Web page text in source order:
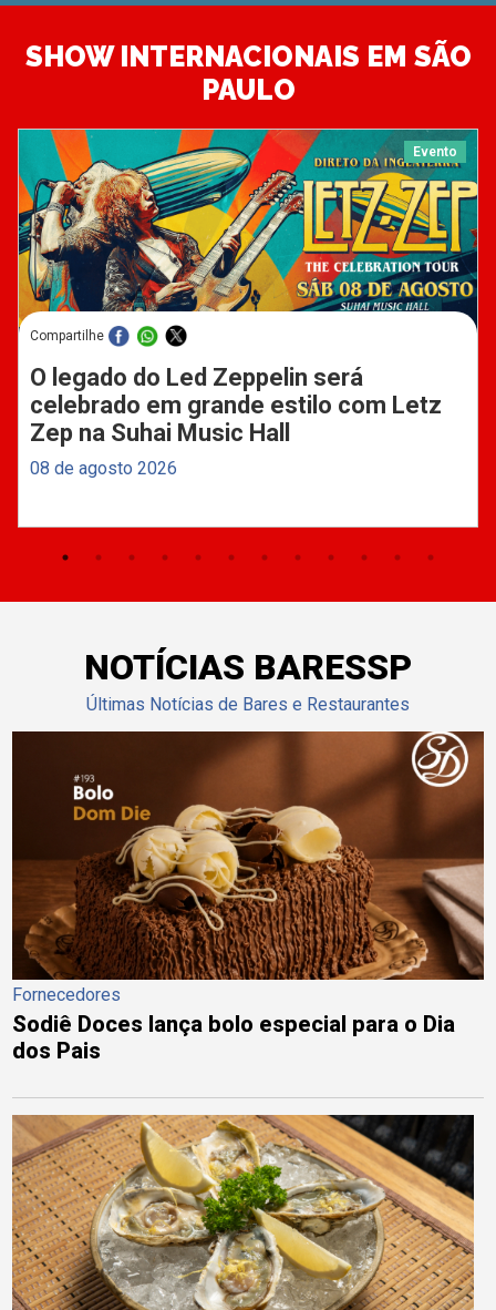
SHOW INTERNACIONAIS EM SÃO
PAULO
Evento
Compartilhe
O legado do Led Zeppelin será
celebrado em grande estilo com Letz
Zep na Suhai Music Hall
08 de agosto 2026
NOTÍCIAS BARESSP
Últimas Notícias de Bares e Restaurantes
Fornecedores
Sodiê Doces lança bolo especial para o Dia
dos Pais